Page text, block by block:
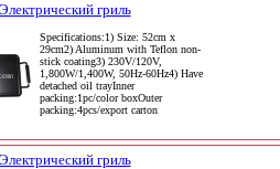
Электрический гриль
Specifications:1) Size: 52cm x
29cm2) Aluminum with Teflon non-
stick coating3) 230V/120V,
1,800W/1,400W, 50Hz-60Hz4) Have
detached oil trayInner
packing:1pc/color boxOuter
packing:4pcs/export carton
Электрический гриль